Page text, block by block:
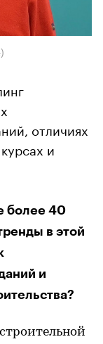
отличиях
и
более 40
в этой
и